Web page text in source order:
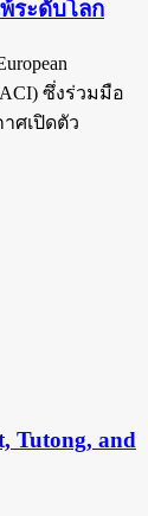
ระดับโลก
ซึ่งร่วมมือ
าศเปิดตัว
Tutong, and